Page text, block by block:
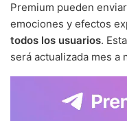
Premium pueden
emociones y efectos
todos los usuarios.
será actualizada mes a